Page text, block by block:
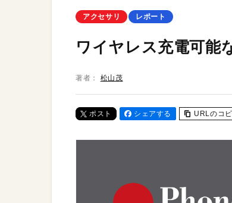
アクセサリ レポート
ワイヤレス充電可能
著者： 松山茂
ポスト シェアする URLのコ